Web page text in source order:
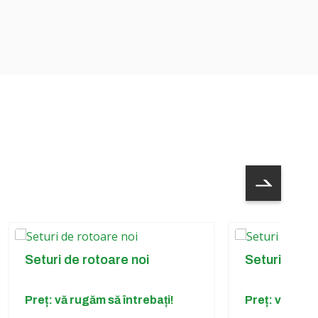
de rotoare noi
vă rugăm să întrebați!
Seturi noi de roți
Preț: vă rugăm să